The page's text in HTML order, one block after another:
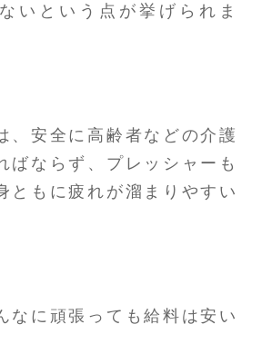
いという点が挙げられま
、安全に高齢者などの介護
ばならず、プレッシャーも
ともに疲れが溜まりやすい
なに頑張っても給料は安い